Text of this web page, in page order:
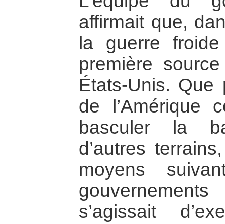
affirmait que,
la guerre
première
États-Unis.
de l’Amérique
basculer la
d’autres
moyens
s’agissait